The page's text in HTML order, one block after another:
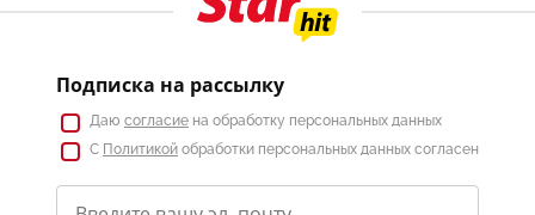
Подписка на рассылку
Даю согласие на обработку персональных данных
С Политикой обработки персональных данных согласен